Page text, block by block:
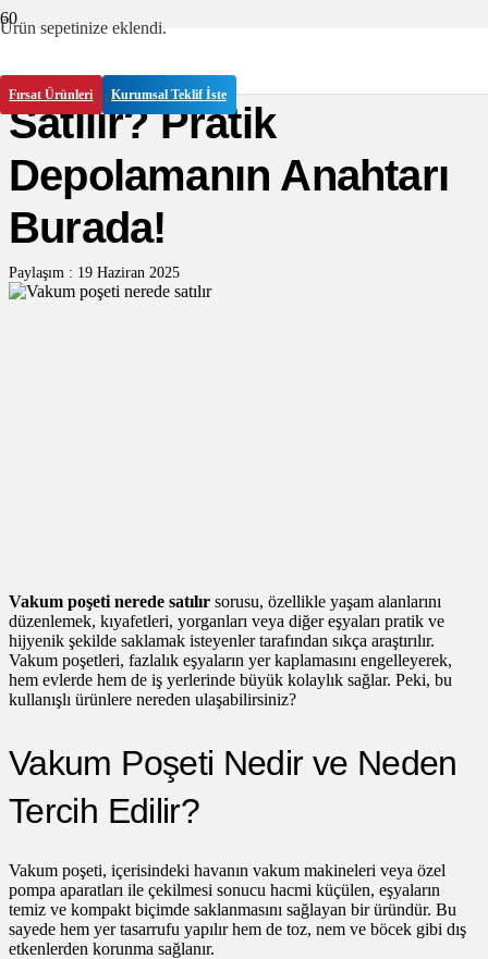
Ürün sepetinize eklendi.
Fırsat Ürünleri Kurumsal Teklif İste
Vakum Poşeti Nerede
Satılır? Pratik
Depolamanın Anahtarı
Burada!
Paylaşım : 19 Haziran 2025
Vakum poşeti nerede satılır sorusu, özellikle yaşam alanlarını
düzenlemek, kıyafetleri, yorganları veya diğer eşyaları pratik ve
hijyenik şekilde saklamak isteyenler tarafından sıkça araştırılır.
Vakum poşetleri, fazlalık eşyaların yer kaplamasını engelleyerek,
hem evlerde hem de iş yerlerinde büyük kolaylık sağlar. Peki, bu
kullanışlı ürünlere nereden ulaşabilirsiniz?
Vakum Poşeti Nedir ve Neden
Tercih Edilir?
Vakum poşeti, içerisindeki havanın vakum makineleri veya özel
pompa aparatları ile çekilmesi sonucu hacmi küçülen, eşyaların
temiz ve kompakt biçimde saklanmasını sağlayan bir üründür. Bu
sayede hem yer tasarrufu yapılır hem de toz, nem ve böcek gibi dış
etkenlerden korunma sağlanır.